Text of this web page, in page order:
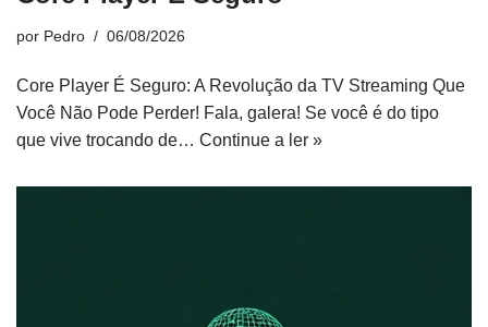
por Pedro 06/08/2026
Core Player É Seguro: A Revolução da TV Streaming Que
Você Não Pode Perder! Fala, galera! Se você é do tipo
que vive trocando de… Continue a ler »